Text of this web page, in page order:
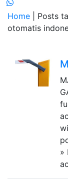
Home
| Posts
otomatis
»